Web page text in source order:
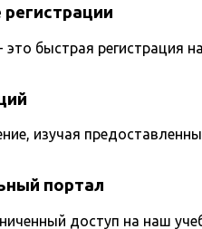
быстрая регистрация
изучая
портал
доступ на наш